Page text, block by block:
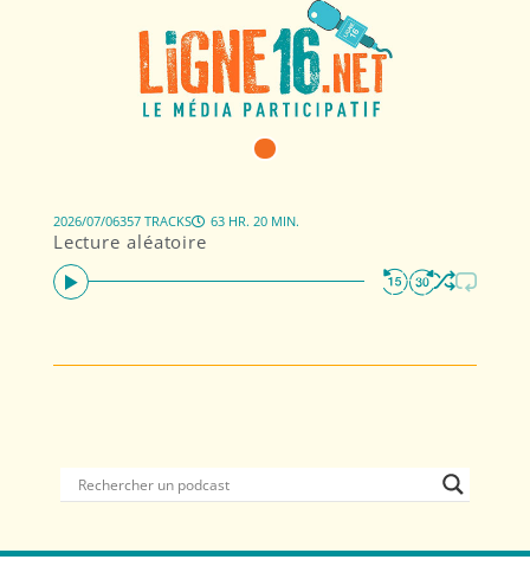
Lecture aléatoire
2026/07/06357 TRACKS 63 HR. 20 MIN.